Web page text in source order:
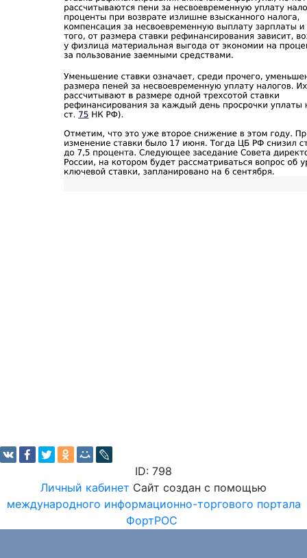
ID: 798
Личный кабинет Сайт создан с помощью
международного информационно-торгового портала
ФортРОС